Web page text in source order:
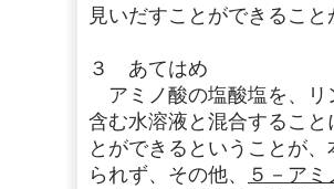
見いだすことができるこ
３ あてはめ
アミノ酸の塩酸塩を、リ
含む水溶液と混合するこ
とができるということが
られず、その他、
５－ア